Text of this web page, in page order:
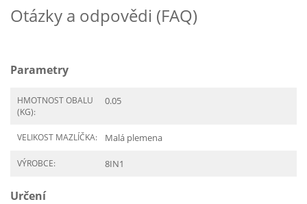
Otázky a odpovědi (FAQ)
Parametry
HMOTNOST OBALU
(KG):
0.05
VELIKOST MAZLÍČKA: Malá plemena
VÝROBCE: 8IN1
Určení